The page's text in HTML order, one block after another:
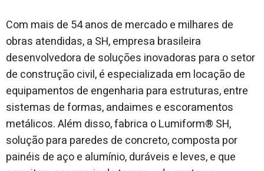
Com mais de 54 anos de mercado e milhares de
obras atendidas, a SH, empresa brasileira
desenvolvedora de soluções inovadoras para o setor
de construção civil, é especializada em locação de
equipamentos de engenharia para estruturas, entre
sistemas de formas, andaimes e escoramentos
metálicos. Além disso, fabrica o Lumiform® SH,
solução para paredes de concreto, composta por
painéis de aço e alumínio, duráveis e leves, e que